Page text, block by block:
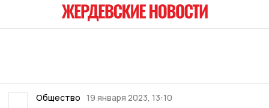
Общество 19 января 2023, 13:10